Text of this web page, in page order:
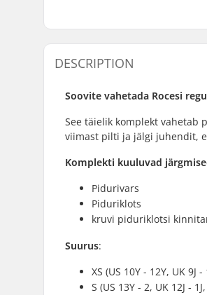
DESCRIPTION
Soovite vahetada Rocesi
See täielik komplekt vahetab
viimast pilti ja jälgi juhendit,
Komplekti kuuluvad
Pidurivars
Piduriklots
kruvi piduriklotsi
Suurus:
XS (US 10Y - 12Y, UK 9J
S (US 13Y - 2, UK 12J -